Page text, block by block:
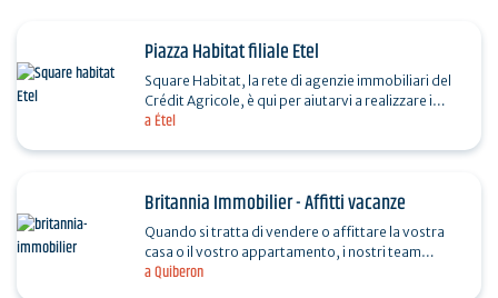
a Étel
Piazza Habitat filiale Etel
Square Habitat, la rete di agenzie immobiliari del
Crédit Agricole, è qui per aiutarvi a realizzare i
vostri sogni immobiliari. Vero e proprio partner…
a Quiberon
Britannia Immobilier - Affitti vacanze
Quando si tratta di vendere o affittare la vostra
casa o il vostro appartamento, i nostri team
mettono a vostra disposizione la loro esperienza